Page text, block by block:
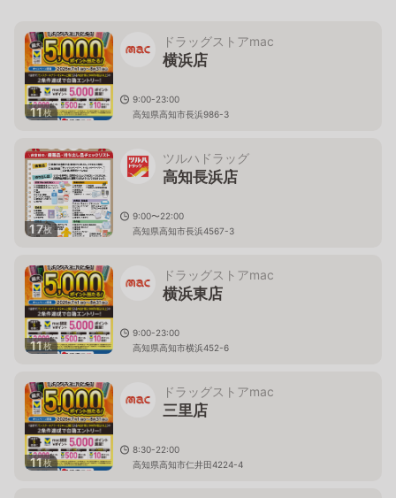
11枚
ドラッグストアmac
横浜店
9:00-23:00
高知県高知市長浜986-3
17枚
ツルハドラッグ
高知長浜店
9:00〜22:00
高知県高知市長浜4567-3
11枚
ドラッグストアmac
横浜東店
9:00-23:00
高知県高知市横浜452-6
11枚
ドラッグストアmac
三里店
8:30-22:00
高知県高知市仁井田4224-4